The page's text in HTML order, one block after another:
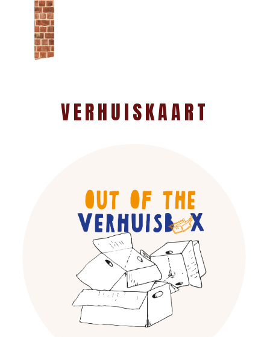
VERHUISKAART